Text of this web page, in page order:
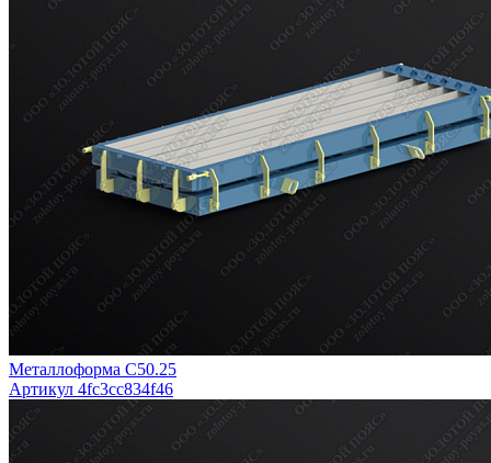
Металлоформа С50.25
Артикул 4fc3cc834f46